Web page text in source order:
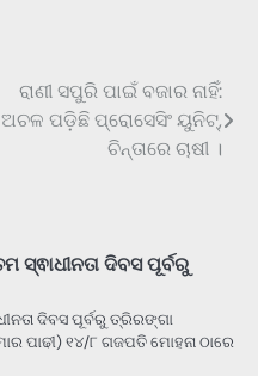
ରାଣୀ ସପୁରି ପାଇଁ ବଜାର ନାହିଁ:
ଅଚଳ ପଡ଼ିଛି ପ୍ରୋସେସିଂ ୟୁନିଟ୍‌,
ଚିନ୍ତାରେ ଚାଷୀ ।
ସ୍ଵାଧୀନତା ଦିବସ ପୂର୍ବରୁ
ଦିବସ ପୂର୍ବରୁ ତ୍ରିରଙ୍ଗା
ପାଢୀ) ୧୪/୮ ଗଜପତି ମୋହନା ଠାରେ